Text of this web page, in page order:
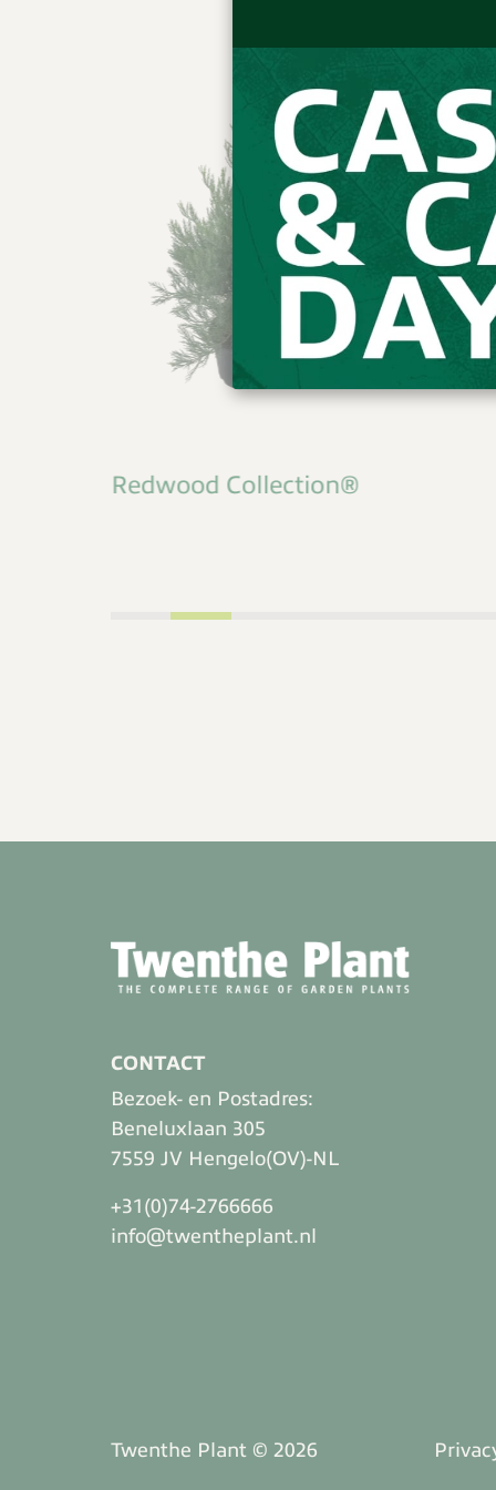
Jack Frost®
CONTACT
Bezoek- en Postadres:
Beneluxlaan 305
7559 JV Hengelo(OV)-NL
+31(0)74-2766666
info@twentheplant.nl
Twenthe Plant © 2026